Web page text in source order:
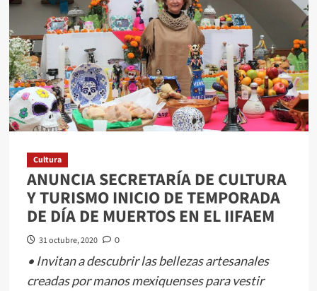
EDOMÉX
RESPALDO
PROYECTO
DEPORTIVO
DE
ALEGNA
GONZÁLEZ
Cultura
ANUNCIA SECRETARÍA DE CULTURA
Y TURISMO INICIO DE TEMPORADA
DE DÍA DE MUERTOS EN EL IIFAEM
31 octubre, 2020 0
• Invitan a descubrir las bellezas artesanales
creadas por manos mexiquenses para vestir